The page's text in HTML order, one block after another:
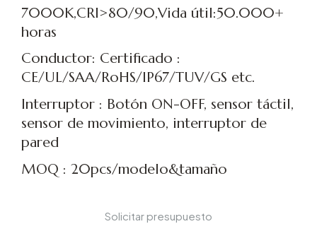
7000K,CRI>80/90,Vida útil:50.000+
horas
Conductor: Certificado :
CE/UL/SAA/RoHS/IP67/TUV/GS etc.
Interruptor : Botón ON-OFF, sensor táctil,
sensor de movimiento, interruptor de
pared
MOQ : 20pcs/modelo&tamaño
Solicitar presupuesto